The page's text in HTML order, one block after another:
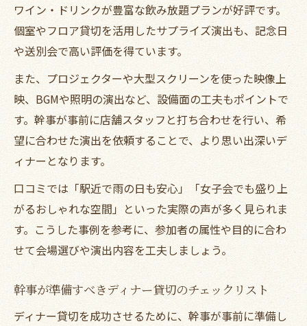
ワイン・ドリンクが豊富な飲み放題プランが好評です。
個室やフロア貸切を活用したサプライズ演出も、記念日
や送別会で高い評価を得ています。
また、プロジェクターや大型スクリーンを使った映像上
映、BGMや照明の演出など、設備面の工夫もポイントで
す。幹事が事前に店舗スタッフと打ち合わせを行い、希
望に合わせた演出を依頼することで、より思い出深いデ
ィナーとなります。
口コミでは「駅近で雨の日も安心」「女子会でも盛り上
がるおしゃれな空間」といった実際の声が多く見られま
す。こうした事例を参考に、参加者の属性や目的に合わ
せて会場選びや演出内容を工夫しましょう。
幹事が準備すべきディナー貸切のチェックリスト
ディナー貸切を成功させるために、幹事が事前に準備し